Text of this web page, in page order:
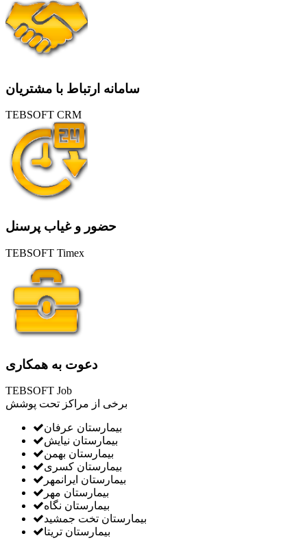
سامانه ارتباط با مشتریان
TEBSOFT CRM
حضور و غیاب پرسنل
TEBSOFT Timex
دعوت به همکاری
TEBSOFT Job
برخی از مراکز تحت پوشش
بیمارستان عرفان
بیمارستان نیایش
بیمارستان بهمن
بیمارستان کسری
بیمارستان ایرانمهر
بیمارستان مهر
بیمارستان نگاه
بیمارستان تخت جمشید
بیمارستان تریتا